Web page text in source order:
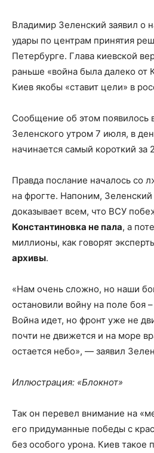
Владимир Зеленский заявил о
удары по центрам принятия
Петербурге. Глава киевской
раньше «война была далеко от
Киев якобы «ставит цели» в
Сообщение об этом появилось
Зеленского утром 7 июля, в
начинается самый короткий
Правда послание началось со
на фрогте. Напоним, Зеленский
доказывает всем, что ВСУ
Константиновка не пала, а
миллионы, как говорят
архивы.
«Нам очень сложно, но наши
остановили войну на поле боя
Война идет, но фронт уже не
почти не движется и на море
остается небо», — заявил
Иллюстрация: «Блокнот»
Так он перевел внимание на
его придуманные победы с
без особого урона. Киев такое